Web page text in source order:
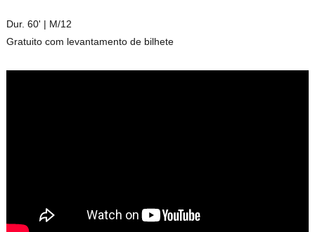
Dur. 60' | M/12
Gratuito com levantamento de bilhete